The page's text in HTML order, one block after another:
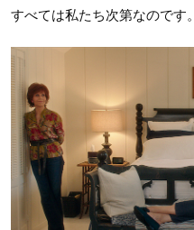
すべては私たち次第なのです。